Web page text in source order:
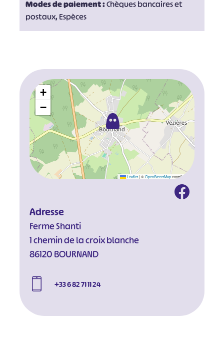
Modes de paiement :Chèques bancaires et
postaux, Espèces
+
−
Leaflet |©OpenStreetMapcontributors
Adresse
Ferme Shanti
1 chemin de la croix blanche
86120 BOURNAND
+33 6 82 71 11 24